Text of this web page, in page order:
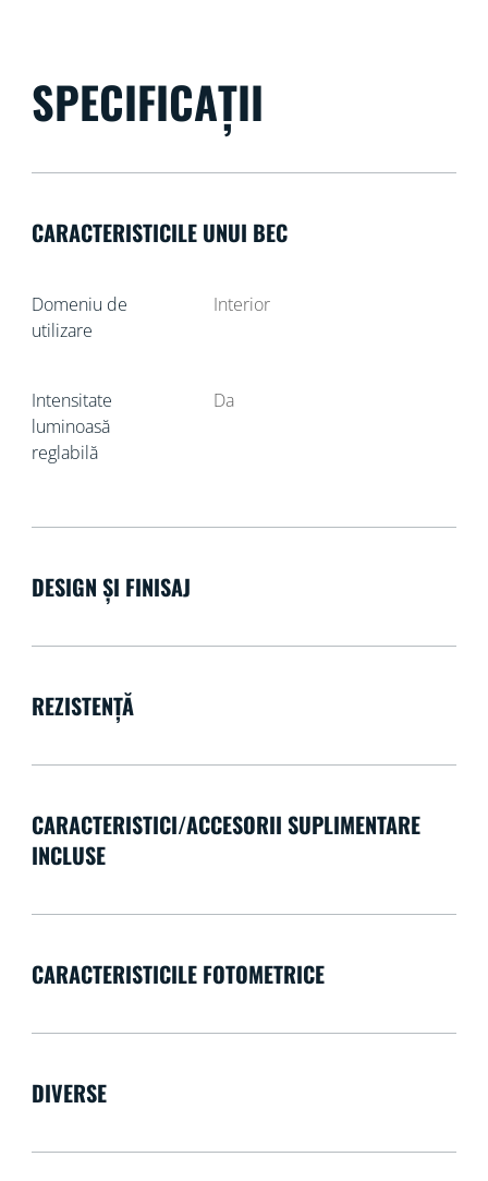
SPECIFICAȚII
CARACTERISTICILE UNUI BEC
Domeniu de
utilizare
Interior
Intensitate
luminoasă
reglabilă
Da
DESIGN ȘI FINISAJ
REZISTENȚĂ
CARACTERISTICI/ACCESORII SUPLIMENTARE
INCLUSE
CARACTERISTICILE FOTOMETRICE
DIVERSE